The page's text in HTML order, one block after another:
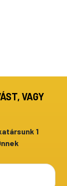
VAGY
1